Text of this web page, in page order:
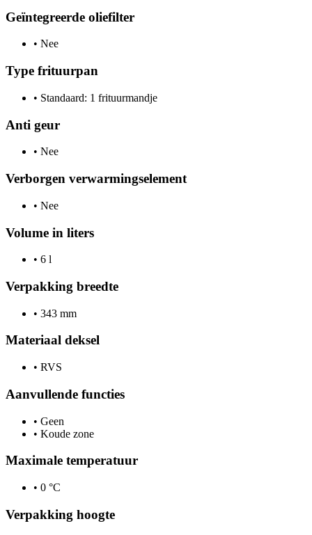
Geïntegreerde oliefilter
• Nee
Type frituurpan
• Standaard: 1 frituurmandje
Anti geur
• Nee
Verborgen verwarmingselement
• Nee
Volume in liters
• 6 l
Verpakking breedte
• 343 mm
Materiaal deksel
• RVS
Aanvullende functies
• Geen
• Koude zone
Maximale temperatuur
• 0 °C
Verpakking hoogte